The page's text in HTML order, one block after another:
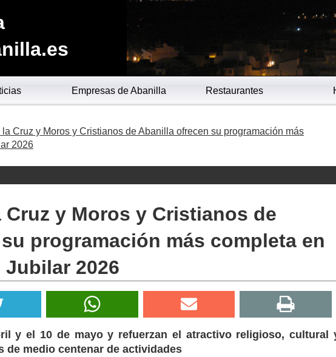
Empresas de Abanilla Restaurantes
la Cruz y Moros y Cristianos de Abanilla ofrecen su programación más
2026
Cruz y Moros y Cristianos de
programación más completa en
2026
y el 10 de mayo y refuerzan el atractivo religioso, cultural
medio centenar de actividades